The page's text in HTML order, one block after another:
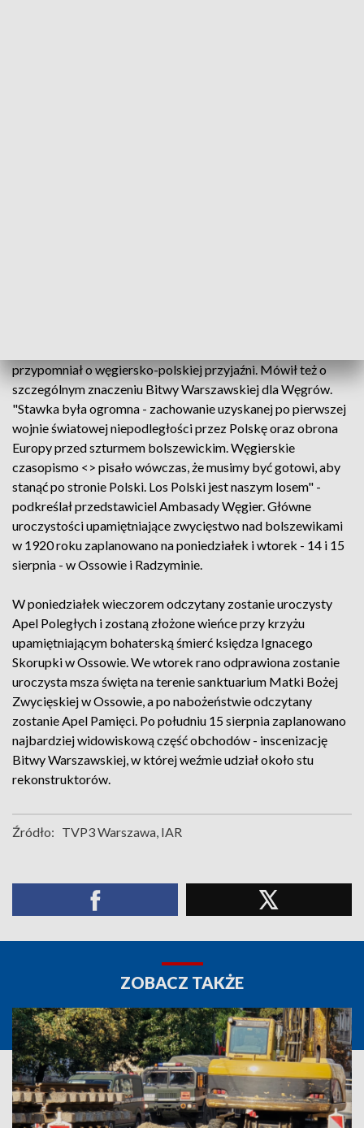
przypomniał o węgiersko-polskiej przyjaźni. Mówił też o
szczególnym znaczeniu Bitwy Warszawskiej dla Węgrów.
"Stawka była ogromna - zachowanie uzyskanej po pierwszej
wojnie światowej niepodległości przez Polskę oraz obrona
Europy przed szturmem bolszewickim. Węgierskie
czasopismo <> pisało wówczas, że musimy być gotowi, aby
stanąć po stronie Polski. Los Polski jest naszym losem" -
podkreślał przedstawiciel Ambasady Węgier. Główne
uroczystości upamiętniające zwycięstwo nad bolszewikami
w 1920 roku zaplanowano na poniedziałek i wtorek - 14 i 15
sierpnia - w Ossowie i Radzyminie.
W poniedziałek wieczorem odczytany zostanie uroczysty
Apel Poległych i zostaną złożone wieńce przy krzyżu
upamiętniającym bohaterską śmierć księdza Ignacego
Skorupki w Ossowie. We wtorek rano odprawiona zostanie
uroczysta msza święta na terenie sanktuarium Matki Bożej
Zwycięskiej w Ossowie, a po nabożeństwie odczytany
zostanie Apel Pamięci. Po południu 15 sierpnia zaplanowano
najbardziej widowiskową część obchodów - inscenizację
Bitwy Warszawskiej, w której weźmie udział około stu
rekonstruktorów.
Źródło: TVP3 Warszawa, IAR
ZOBACZ TAKŻE